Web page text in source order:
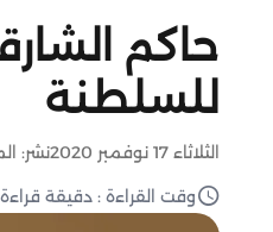
حاكم
للسلطنة
الثلاثاء 17 نوفمبر 2020 نشر:
وقت القراءة : دقيقة قراءة